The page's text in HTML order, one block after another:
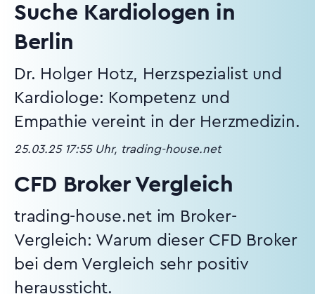
Suche Kardiologen in
Berlin
Dr. Holger Hotz, Herzspezialist und
Kardiologe: Kompetenz und
Empathie vereint in der Herzmedizin.
25.03.25 17:55 Uhr, trading-house.net
CFD Broker Vergleich
trading-house.net im Broker-
Vergleich: Warum dieser CFD Broker
bei dem Vergleich sehr positiv
heraussticht.